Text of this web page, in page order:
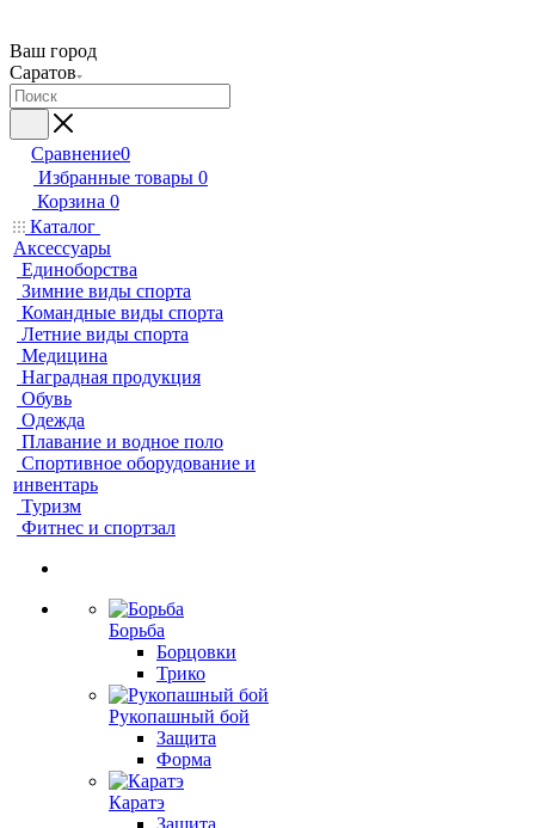
Ваш город
Саратов
Сравнение0
Избранные товары 0
Корзина 0
Каталог
Аксессуары
Единоборства
Зимние виды спорта
Командные виды спорта
Летние виды спорта
Медицина
Наградная продукция
Обувь
Одежда
Плавание и водное поло
Спортивное оборудование и
инвентарь
Туризм
Фитнес и спортзал
Борьба
Борцовки
Трико
Рукопашный бой
Защита
Форма
Каратэ
Защита